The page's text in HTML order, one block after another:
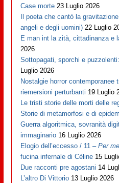
Case morte 23 Luglio 2026
Il poeta che cantò la
angeli e degli uomini) 22 Luglio
E man int la zità, cittadinanza e
2026
Sottopagati, sporchi e
Luglio 2026
Nostalgie horror contemporanee
riemersioni perturbanti 19 Luglio
Le tristi storie delle morti delle
Storie di metamorfosi e di
Guerra algoritmica, sovranità
immaginario 16 Luglio 2026
Elogio dell’eccesso / 11 –Per
fucina infernale di Cèline 15
Due racconti pre agostani 14
L’altro Di Vittorio 13 Luglio 2026